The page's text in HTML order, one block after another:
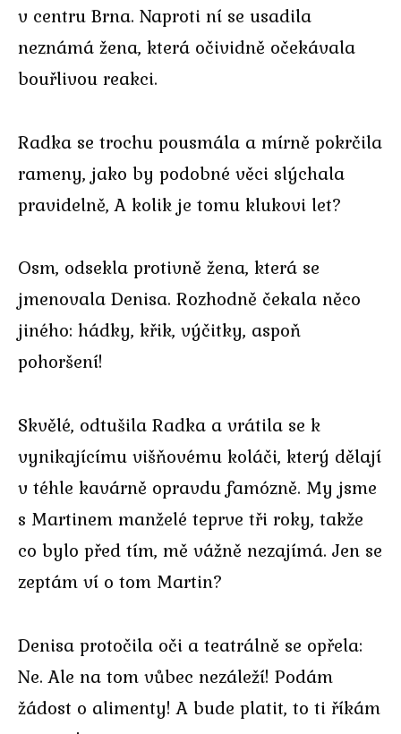
v centru Brna. Naproti ní se usadila
neznámá žena, která očividně očekávala
bouřlivou reakci.
Radka se trochu pousmála a mírně pokrčila
rameny, jako by podobné věci slýchala
pravidelně, A kolik je tomu klukovi let?
Osm, odsekla protivně žena, která se
jmenovala Denisa. Rozhodně čekala něco
jiného: hádky, křik, výčitky, aspoň
pohoršení!
Skvělé, odtušila Radka a vrátila se k
vynikajícímu višňovému koláči, který dělají
v téhle kavárně opravdu famózně. My jsme
s Martinem manželé teprve tři roky, takže
co bylo před tím, mě vážně nezajímá. Jen se
zeptám ví o tom Martin?
Denisa protočila oči a teatrálně se opřela:
Ne. Ale na tom vůbec nezáleží! Podám
žádost o alimenty! A bude platit, to ti říkám